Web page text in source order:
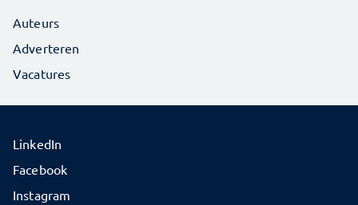
Auteurs
Adverteren
Vacatures
LinkedIn
Facebook
Instagram